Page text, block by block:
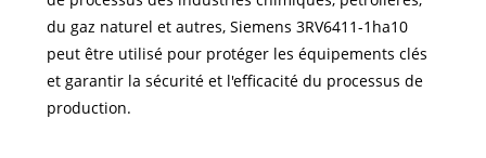
du gaz naturel et autres, Siemens 3RV6411-1ha10
peut être utilisé pour protéger les équipements clés
et garantir la sécurité et l'efficacité du processus de
production.